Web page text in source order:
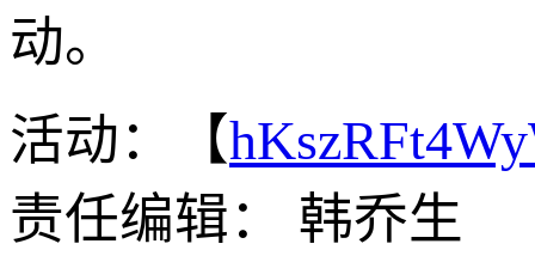
动。
活动：【
责任编辑： 韩乔生